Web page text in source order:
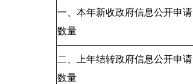
一、本年新收政府信息公开申请
数量
二、上年结转政府信息公开申请
数量